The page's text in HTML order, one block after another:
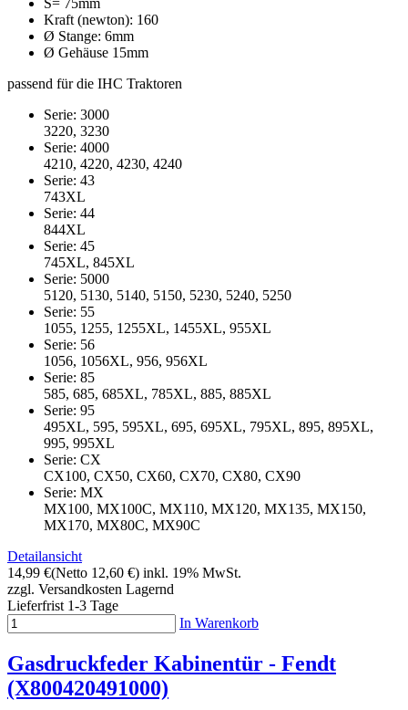
S= 75mm
Kraft (newton): 160
Ø Stange: 6mm
Ø Gehäuse 15mm
passend für die IHC Traktoren
Serie: 3000
3220, 3230
Serie: 4000
4210, 4220, 4230, 4240
Serie: 43
743XL
Serie: 44
844XL
Serie: 45
745XL, 845XL
Serie: 5000
5120, 5130, 5140, 5150, 5230, 5240, 5250
Serie: 55
1055, 1255, 1255XL, 1455XL, 955XL
Serie: 56
1056, 1056XL, 956, 956XL
Serie: 85
585, 685, 685XL, 785XL, 885, 885XL
Serie: 95
495XL, 595, 595XL, 695, 695XL, 795XL, 895, 895XL,
995, 995XL
Serie: CX
CX100, CX50, CX60, CX70, CX80, CX90
Serie: MX
MX100, MX100C, MX110, MX120, MX135, MX150,
MX170, MX80C, MX90C
Detailansicht
14,99 €(Netto 12,60 €) inkl. 19% MwSt.
zzgl. Versandkosten Lagernd
Lieferfrist 1-3 Tage
In Warenkorb
Gasdruckfeder Kabinentür - Fendt
(X800420491000)